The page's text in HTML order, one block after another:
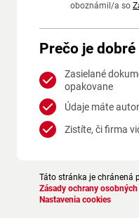
oboznámil/a so
Prečo je
Zasielané
opakovane
Údaje máte
Zistíte, či firma
Táto stránka je chránená
Zásady ochrany
Nastavenia cookies